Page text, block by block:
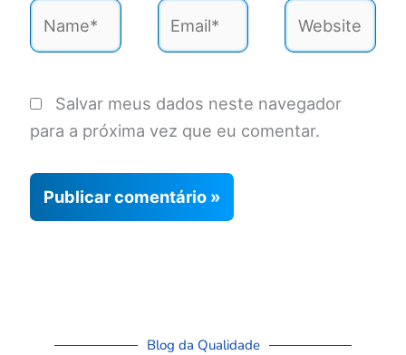
Name* Email* Website
Salvar meus dados neste navegador
para a próxima vez que eu comentar.
Blog da Qualidade